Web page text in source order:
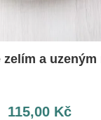
zelím a uzeným
115,00 Kč